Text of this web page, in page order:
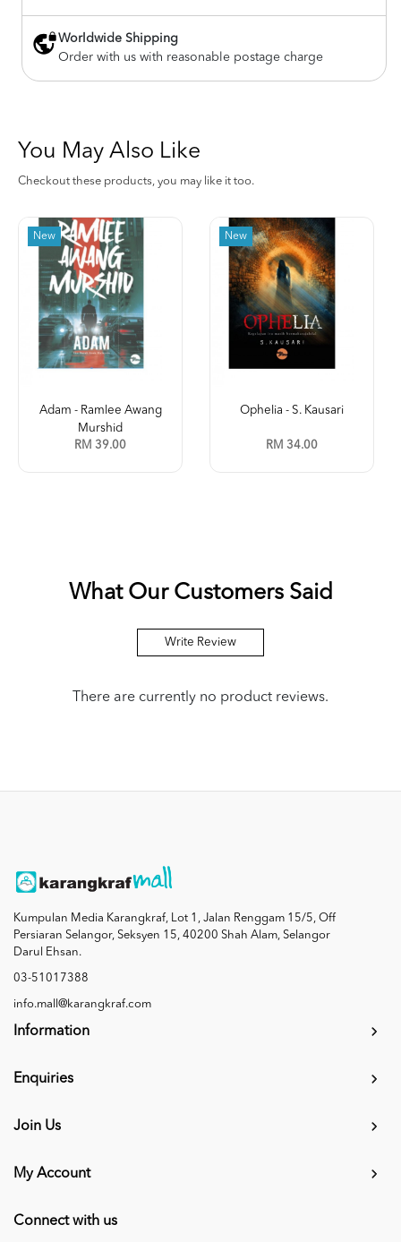
Worldwide Shipping
Order with us with reasonable postage charge
You May Also Like
Checkout these products, you may like it too.
New
Adam - Ramlee Awang
Murshid
RM 39.00
New
Ophelia - S. Kausari
RM 34.00
What Our Customers Said
Write Review
There are currently no product reviews.
Kumpulan Media Karangkraf, Lot 1, Jalan Renggam 15/5, Off
Persiaran Selangor, Seksyen 15, 40200 Shah Alam, Selangor
Darul Ehsan.
03-51017388
info.mall@karangkraf.com
Information
Enquiries
Join Us
My Account
Connect with us